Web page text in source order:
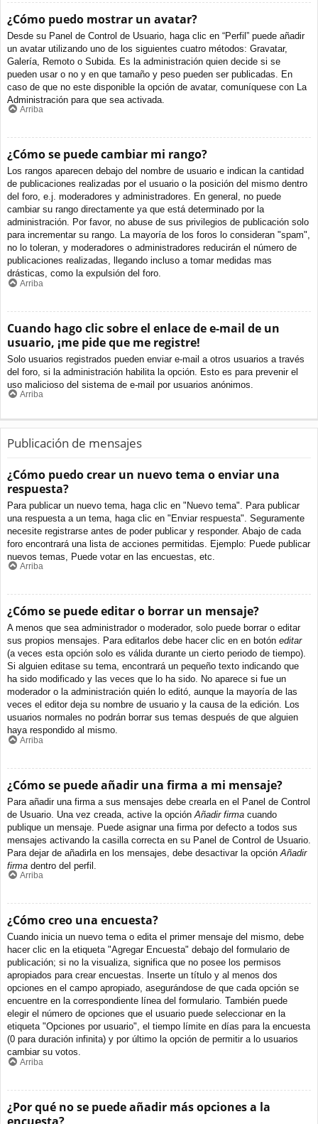
¿Cómo puedo mostrar un avatar?
Desde su Panel de Control de Usuario, haga clic en “Perfil” puede añadir
un avatar utilizando uno de los siguientes cuatro métodos: Gravatar,
Galería, Remoto o Subida. Es la administración quien decide si se
pueden usar o no y en que tamaño y peso pueden ser publicadas. En
caso de que no este disponible la opción de avatar, comuníquese con La
Administración para que sea activada.
Arriba
¿Cómo se puede cambiar mi rango?
Los rangos aparecen debajo del nombre de usuario e indican la cantidad
de publicaciones realizadas por el usuario o la posición del mismo dentro
del foro, e.j. moderadores y administradores. En general, no puede
cambiar su rango directamente ya que está determinado por la
administración. Por favor, no abuse de sus privilegios de publicación solo
para incrementar su rango. La mayoría de los foros lo consideran "spam",
no lo toleran, y moderadores o administradores reducirán el número de
publicaciones realizadas, llegando incluso a tomar medidas mas
drásticas, como la expulsión del foro.
Arriba
Cuando hago clic sobre el enlace de e-mail de un
usuario, ¡me pide que me registre!
Solo usuarios registrados pueden enviar e-mail a otros usuarios a través
del foro, si la administración habilita la opción. Esto es para prevenir el
uso malicioso del sistema de e-mail por usuarios anónimos.
Arriba
Publicación de mensajes
¿Cómo puedo crear un nuevo tema o enviar una
respuesta?
Para publicar un nuevo tema, haga clic en "Nuevo tema". Para publicar
una respuesta a un tema, haga clic en "Enviar respuesta". Seguramente
necesite registrarse antes de poder publicar y responder. Abajo de cada
foro encontrará una lista de acciones permitidas. Ejemplo: Puede publicar
nuevos temas, Puede votar en las encuestas, etc.
Arriba
¿Cómo se puede editar o borrar un mensaje?
A menos que sea administrador o moderador, solo puede borrar o editar
sus propios mensajes. Para editarlos debe hacer clic en en botón editar
(a veces esta opción solo es válida durante un cierto periodo de tiempo).
Si alguien editase su tema, encontrará un pequeño texto indicando que
ha sido modificado y las veces que lo ha sido. No aparece si fue un
moderador o la administración quién lo editó, aunque la mayoría de las
veces el editor deja su nombre de usuario y la causa de la edición. Los
usuarios normales no podrán borrar sus temas después de que alguien
haya respondido al mismo.
Arriba
¿Cómo se puede añadir una firma a mi mensaje?
Para añadir una firma a sus mensajes debe crearla en el Panel de Control
de Usuario. Una vez creada, active la opción Añadir firma cuando
publique un mensaje. Puede asignar una firma por defecto a todos sus
mensajes activando la casilla correcta en su Panel de Control de Usuario.
Para dejar de añadirla en los mensajes, debe desactivar la opción Añadir
firma dentro del perfil.
Arriba
¿Cómo creo una encuesta?
Cuando inicia un nuevo tema o edita el primer mensaje del mismo, debe
hacer clic en la etiqueta "Agregar Encuesta" debajo del formulario de
publicación; si no la visualiza, significa que no posee los permisos
apropiados para crear encuestas. Inserte un título y al menos dos
opciones en el campo apropiado, asegurándose de que cada opción se
encuentre en la correspondiente línea del formulario. También puede
elegir el número de opciones que el usuario puede seleccionar en la
etiqueta "Opciones por usuario", el tiempo límite en días para la encuesta
(0 para duración infinita) y por último la opción de permitir a lo usuarios
cambiar su votos.
Arriba
¿Por qué no se puede añadir más opciones a la